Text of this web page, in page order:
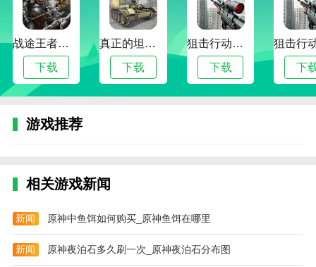
战途王者最新版
下载
真正的坦克大战
下载
狙击行动代号猎鹰最新版
下载 下
游戏推荐
相关游戏新闻
新闻 原神中鱼饵如何购买_原神鱼饵在哪里
新闻 原神夜泊石多久刷一次_原神夜泊石分布图